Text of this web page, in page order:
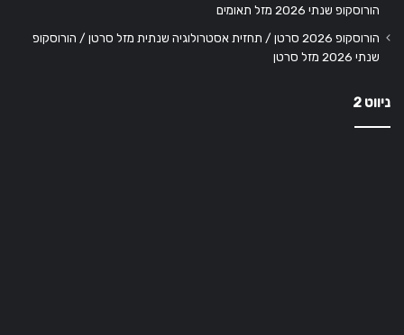
הורוסקופ שנתי 2026 מזל תאומים
הורוסקופ 2026 סרטן / תחזית אסטרולוגיה שנתית מזל סרטן / הורוסקופ
שנתי 2026 מזל סרטן
ניווט 2